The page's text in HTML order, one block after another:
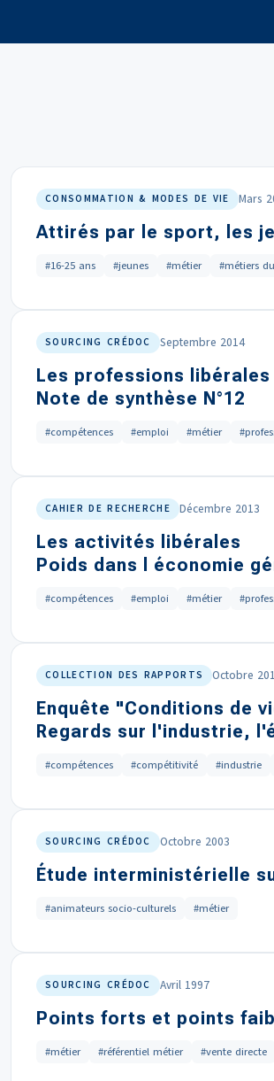
CONSOMMATION & MODES DE VIE Mars
Attirés par le sport, les
#16-25 ans #jeunes #métier #métiers
SOURCING CRÉDOC Septembre 2014
Les professions
Note de synthèse N°12
#compétences #emploi #métier
CAHIER DE RECHERCHE Décembre 2013
Les activités libérales
Poids dans l économie
#compétences #emploi #métier
COLLECTION DES RAPPORTS Octobre
Enquête "Conditions de
Regards sur l'industrie,
#compétences #compétitivité #industrie
SOURCING CRÉDOC Octobre 2003
Étude interministérielle
#animateurs socio-culturels #métier
SOURCING CRÉDOC Avril 1997
Points forts et points
#métier #référentiel métier #vente directe